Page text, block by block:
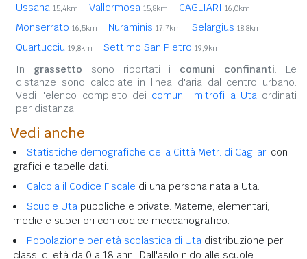
Ussana 15,4km Vallermosa 15,8km CAGLIARI 16,0km
Monserrato 16,5km Nuraminis 17,7km Selargius 18,8km
Quartucciu 19,8km Settimo San Pietro 19,9km
In grassetto sono riportati i comuni confinanti. Le
distanze sono calcolate in linea d'aria dal centro urbano.
Vedi l'elenco completo dei comuni limitrofi a Utaordinati
per distanza.
Vedi anche
Statistiche demografiche della Città Metr. di Cagliari con
grafici e tabelle dati.
Calcola il Codice Fiscale di una persona nata a Uta.
Scuole Uta pubbliche e private. Materne, elementari,
medie e superiori con codice meccanografico.
Popolazione per età scolastica di Uta distribuzione per
classi di età da 0 a 18 anni. Dall'asilo nido alle scuole